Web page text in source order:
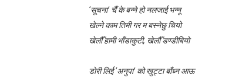
बालकविता: तीज आयो तीजमा
तीजको दर (लघुकथा)
औँलाको गीत (बालगीत)
‘सूचना’ चैँ के बन्ने हो नलजाई भन्नू
खेल्ने काम तिमी गर म बस्नेछु चियो
खेलौँ हामी भाँडाकुटी, खेलौँ डण्डीबियो
डोरी लिई ‘अनुपा’ को खुट्टा बाँध्न आऊ